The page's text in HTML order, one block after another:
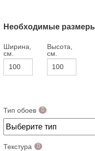
Необходимые
Ширина,
см.
Высота,
см.
Тип обоев
Текстура